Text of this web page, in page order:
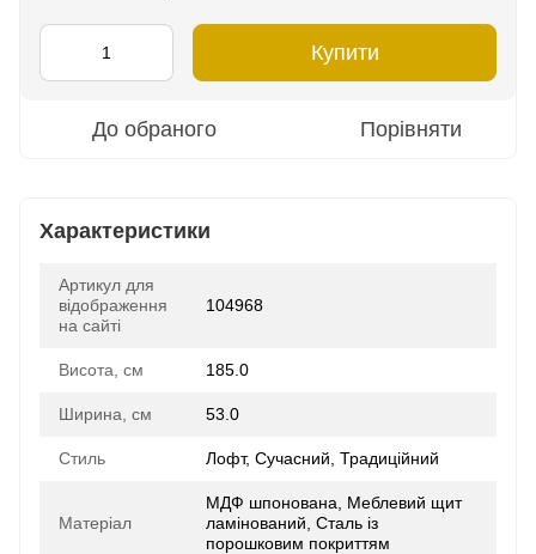
Купити
До обраного Порівняти
Характеристики
Артикул для
відображення
на сайті
104968
Висота, см 185.0
Ширина, см 53.0
Стиль Лофт, Сучасний, Традиційний
Матеріал
МДФ шпонована, Меблевий щит
ламінований, Сталь із
порошковим покриттям